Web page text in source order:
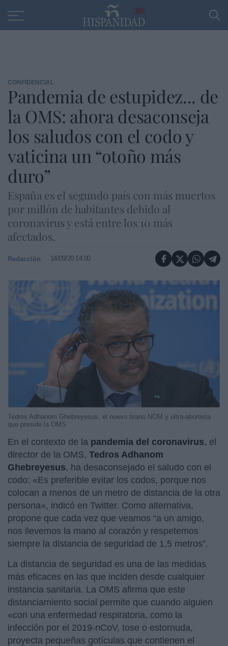
30
CONFIDENCIAL
Pandemia de estupidez... de
la OMS: ahora desaconseja
los saludos con el codo y
vaticina un “otoño más
duro”
España es el segundo país con más muertos
por millón de habitantes debido al
coronavirus y está entre los 10 más
afectados.
Redacción 14/09/20 14:00
Tedros Adhanom Ghebreyesus, el nuevo tirano NOM y ultra-abortista
que preside la OMS
En el contexto de la pandemia del coronavirus, el
director de la OMS, Tedros Adhanom
Ghebreyesus, ha desaconsejado el saludo con el
codo: «Es preferible evitar los codos, porque nos
colocan a menos de un metro de distancia de la otra
persona«, indicó en Twitter. Como alternativa,
propone que cada vez que veamos “a un amigo,
nos llevemos la mano al corazón y respetemos
siempre la distancia de seguridad de 1,5 metros”.
La distancia de seguridad es una de las medidas
más eficaces en las que inciden desde cualquier
instancia sanitaria. La OMS afirma que este
distanciamiento social permite que cuando alguien
«con una enfermedad respiratoria, como la
infección por el 2019-nCoV, tose o estornuda,
proyecta pequeñas gotículas que contienen el